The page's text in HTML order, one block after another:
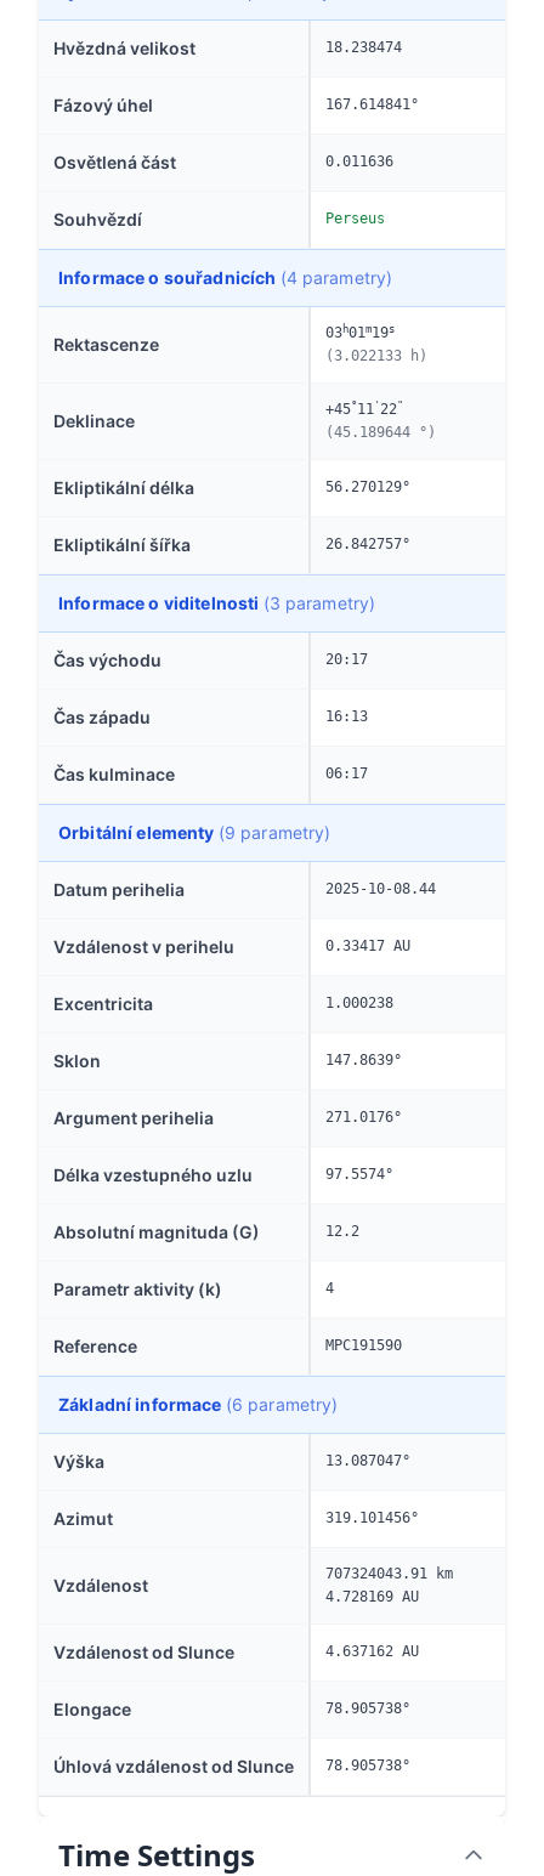
Hvězdná velikost 18.238474
Fázový úhel 167.614841°
Osvětlená část 0.011636
Souhvězdí Perseus
Informace o souřadnicích (4 parametry)
Rektascenze
03h01m19s
(3.022133 h)
Deklinace
+45° 11 ' 22"
(45.189644 °)
Ekliptikální délka 56.270129°
Ekliptikální šířka 26.842757°
Informace o viditelnosti (3 parametry)
Čas východu 20:17
Čas západu 16:13
Čas kulminace 06:17
Orbitální elementy (9 parametry)
Datum perihelia 2025-10-08.44
Vzdálenost v perihelu 0.33417 AU
Excentricita 1.000238
Sklon 147.8639°
Argument perihelia 271.0176°
Délka vzestupného uzlu 97.5574°
Absolutní magnituda (G) 12.2
Parametr aktivity (k) 4
Reference MPC191590
Základní informace (6 parametry)
Výška 13.087047°
Azimut 319.101456°
Vzdálenost
707324043.91 km
4.728169 AU
Vzdálenost od Slunce 4.637162 AU
Elongace 78.905738°
Úhlová vzdálenost od Slunce 78.905738°
Time Settings